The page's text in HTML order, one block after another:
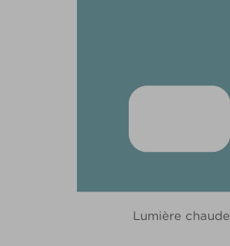
Lumière chaude